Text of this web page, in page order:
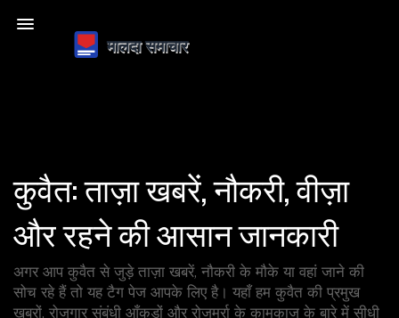
कुवैत: ताज़ा खबरें, नौकरी, वीज़ा
और रहने की आसान जानकारी
अगर आप कुवैत से जुड़े ताज़ा खबरें, नौकरी के मौके या वहां जाने की
सोच रहे हैं तो यह टैग पेज आपके लिए है। यहाँ हम कुवैत की प्रमुख